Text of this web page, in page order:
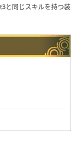
と同じスキルを持つ装